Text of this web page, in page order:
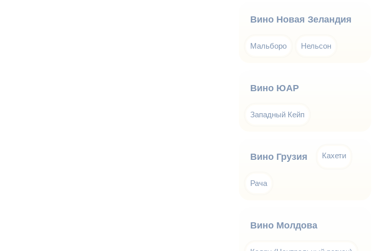
Вино Новая Зеландия
Мальборо Нельсон
Вино ЮАР
Западный Кейп
Вино Грузия Кахети
Рача
Вино Молдова